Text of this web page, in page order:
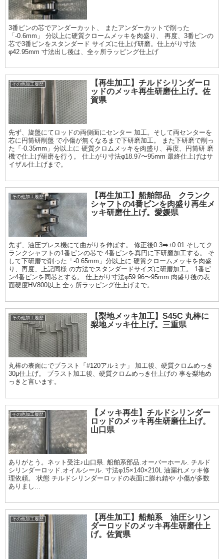
3番ピンの芯でアンダーカット、 またアンダーカットで削った
「-0.6mm」 分以上に硬質クロームメッキを肉盛り、 再度、3番ピンの
芯で3番ピンをスタンダード サイズに仕上げ研磨。仕上がり寸法
φ42.95mm 寸法出し後は、全ヶ所ラッピング仕上げ
その他加工履歴
【再生加工】チルドシリンダーロ
ッドのメッキ再生研磨仕上げ。佐
賀県
先ず、旋盤にてロッドの両側面にセンター 加工。そして両センターを
芯に円筒研削盤 で小傷が無くなるまで下研磨加工。 また下研磨で削っ
た「-0.35mm」分以上に 硬質クロムメッキを肉盛り、再度、円筒研 磨
機で仕上げ研磨を行う。 仕上がり寸法φ18.97〜95mm 最終仕上げはサ
イザル仕上げまで。
その他加工履歴
【再生加工】船舶部品 クランク
シャフトの4番ピンを肉盛り再生メ
ッキ研磨仕上げ。愛媛県
先ず、油圧プレス機にて曲がりを伸ばす。 修正後0.3➡️±0.01 そしてク
ランクシャフトの1番ピンの芯で 4番ピンを真円に下研磨加工する。 そ
して下研磨で削った「-0.65mm」分以上に 硬質クロームメッキを肉盛
り、再度、上記同様 の方法でスタンダードサイズに研磨加工。 1番ピ
ン4番ピンを同芯とする。 仕上がり寸法φ59.96〜95mm 肉盛り後の表
面硬度HV800以上 全ヶ所ラッピング仕上げまで。
その他加工履歴
【梨地メッキ加工】S45C 丸棒に
梨地メッキ仕上げ。三重県
丸棒の表面にでブラスト「#120アルミナ」 加工後、硬質クロムめっき
30μ仕上げ。 ブラスト加工後、硬質クロムめっき仕上げの 事を梨地め
っきと言います。
その他加工履歴
【メッキ再生】チルドシリンダー
ロッドのメッキ再生研磨仕上げ。
山口県
ありがとう。ネット受注♪山口県. 船舶系部品.オーバーホール. チルド
シリンダーロッド.オイルシール. 寸法φ15×140×210L 油漏れメッキ修
理依頼。 状態 チルドシリンダーロッドの表面に膨れ錆や 小傷が多数
ありまし...
その他加工履歴
【再生加工】船舶系 油圧シリン
ダーロッドのメッキ再生研磨仕上
げ。佐賀県